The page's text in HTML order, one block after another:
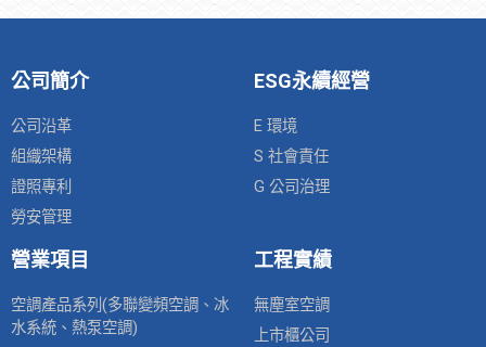
公司簡介
公司沿革
組織架構
證照專利
勞安管理
ESG永續經營
E 環境
S 社會責任
G 公司治理
營業項目
空調產品系列(多聯變頻空調、冰
水系統、熱泵空調)
工程實績
無塵室空調
上市櫃公司